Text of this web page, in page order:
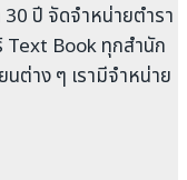
ปี จัดจำหน่ายตำรา
Text Book ทุกสำนัก
ต่าง ๆ เรามีจำหน่าย